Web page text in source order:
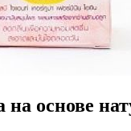
на основе